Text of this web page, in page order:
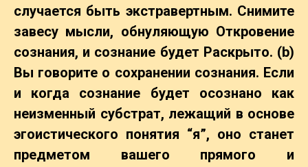
случается быть экстравертным. Снимите
завесу мысли, обнуляющую Откровение
сознания, и сознание будет Раскрыто. (b)
Вы говорите о сохранении сознания. Если
и когда сознание будет осознано как
неизменный субстрат, лежащий в основе
эгоистического понятия “я”, оно станет
предметом вашего прямого и